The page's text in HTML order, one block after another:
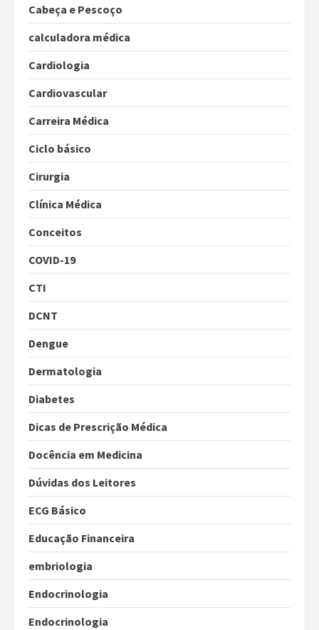
Cabeça e Pescoço
calculadora médica
Cardiologia
Cardiovascular
Carreira Médica
Ciclo básico
Cirurgia
Clínica Médica
Conceitos
COVID-19
CTI
DCNT
Dengue
Dermatologia
Diabetes
Dicas de Prescrição Médica
Docência em Medicina
Dúvidas dos Leitores
ECG Básico
Educação Financeira
embriologia
Endocrinologia
Endocrinologia